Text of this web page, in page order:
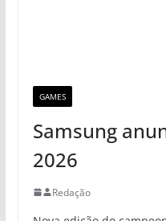
GAMES
Samsung
2026
Redação